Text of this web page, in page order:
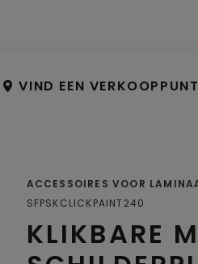
VIND EEN VERKOOPPUNT
KLIKBARE
ACCESSOIRES VOOR
SFPSKCLICKPAINT240